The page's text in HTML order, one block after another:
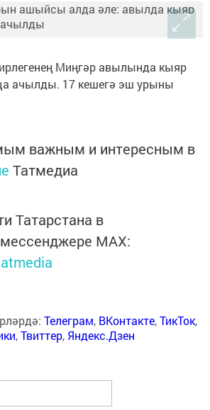
Миңгәр авылында кыяр
ачылды. 17 кешегә эш урыны
важным и интересным в
Татмедиа
Татарстана в
MАХ:
Телеграм, ВКонтакте,ТикТок,
,Твиттер, Яндекс.Дзен